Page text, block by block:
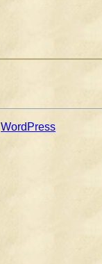
WordPress